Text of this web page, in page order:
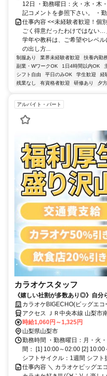
12日 ・勤務曜日：火・水・木
記コメントを参照下さい。 ・
仕事内容 <<未経験者歓迎！個
ごく得意だったわけではない
学年や教科は、ご希望やレベ
の出し方...
制服あり 業界未経験者歓迎 扶養内勤
副業・WワークOK
1日4時間以内OK
シフト自由
平日のみOK 学生歓迎 経
残業なし
有資格者歓迎 研修あり 夕方
アルバイト・パート
カラオケスタッフ
《嬉しい社割が多数あり◎》自分
いOK！
カラオケBIGECHO(ビッグエ
アクセス ＪＲ中央本線 山梨市
徒歩約27分、ＪＲ中央本線 春
時給1,060円～1,325円
山梨県山梨市
勤務時間 ・勤務曜日：月・火
間： [1] 10:00～02:00 [2]
シフトサイクル：1週間 シフト
仕事内容 ＼ カラオケビッグエ